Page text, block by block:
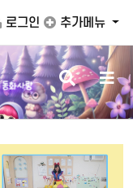
로그인 추가메뉴
동화사랑 검
색
버
튼
메
뉴
버
튼